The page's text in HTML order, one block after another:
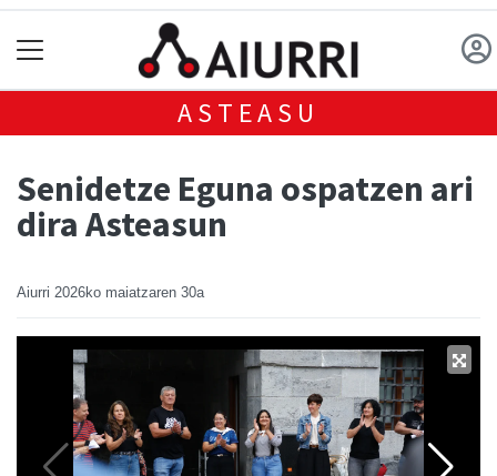
ASTEASU
Senidetze Eguna ospatzen ari
dira Asteasun
Aiurri 2026ko maiatzaren 30a